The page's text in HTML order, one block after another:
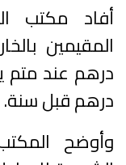
أفاد مكتب
درهم قبل سنة.
وأوضح